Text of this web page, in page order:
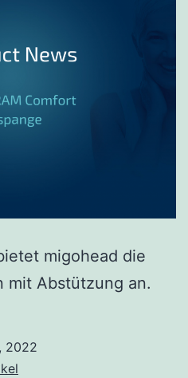
migohead die
mit Abstützung an.
2022